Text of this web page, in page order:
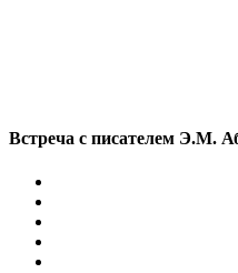
Встреча с писателем Э.М.